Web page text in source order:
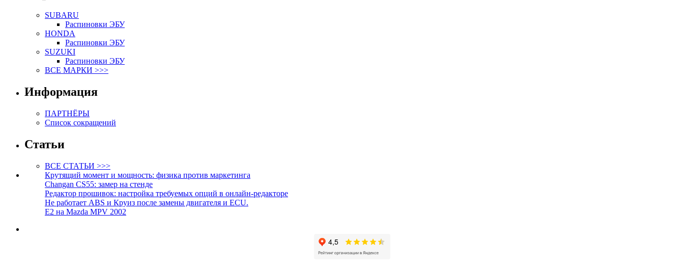
SUBARU
Распиновки ЭБУ
HONDA
Распиновки ЭБУ
SUZUKI
Распиновки ЭБУ
ВСЕ МАРКИ >>>
Информация
ПАРТНЁРЫ
Список сокращений
Статьи
ВСЕ СТАТЬИ >>>
Крутящий момент и мощность: физика против маркетинга
Changan CS55: замер на стенде
Редактор прошивок: настройка требуемых опций в онлайн-редакторе
Не работает ABS и Круиз после замены двигателя и ECU.
E2 на Mazda MPV 2002